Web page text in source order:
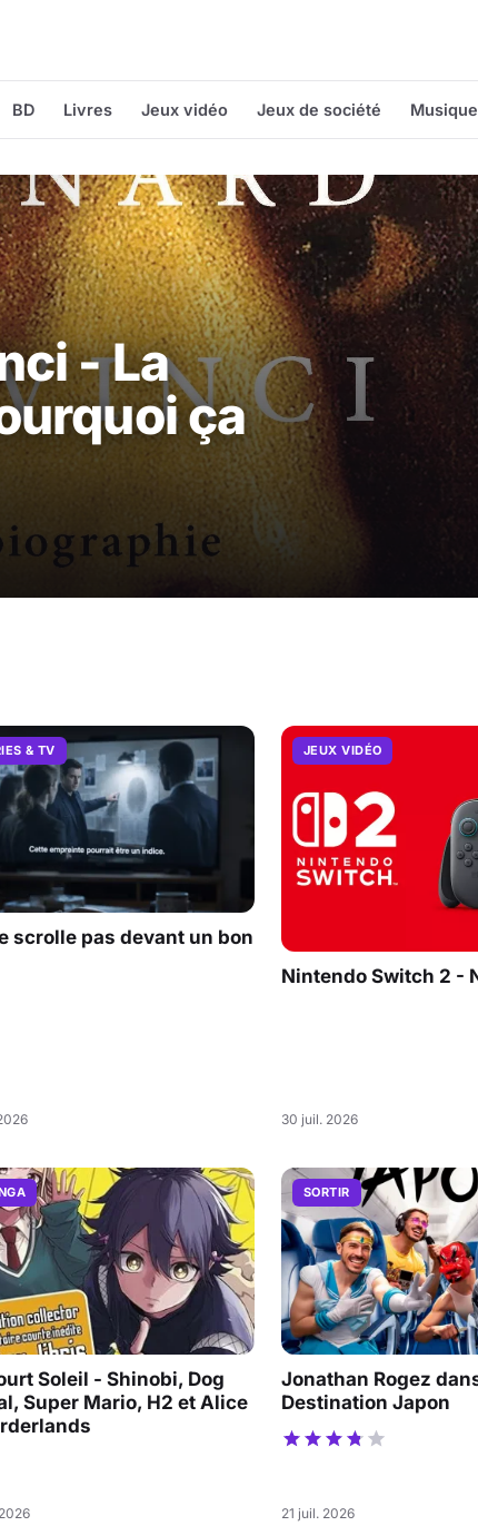
BD Livres Jeux vidéo Jeux de société Musique
- La
ça
& TV
scrolle pas devant un bon
JEUX VIDÉO
Nintendo Switch 2 -
30 juil. 2026
Soleil - Shinobi, Dog
Super Mario, H2 et Alice
SORTIR
Jonathan Rogez
Destination Japon
21 juil. 2026